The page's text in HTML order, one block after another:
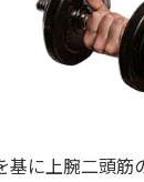
に上腕二頭筋